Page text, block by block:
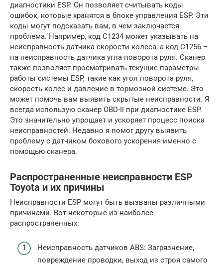
диагностики ESP. Он позволяет считывать коды
ошибок, которые хранятся в блоке управления ESP. Эти
коды могут подсказать вам, в чем заключается
проблема. Например, код C1234 может указывать на
неисправность датчика скорости колеса, а код C1256 –
на неисправность датчика угла поворота руля. Сканер
также позволяет просматривать текущие параметры
работы системы ESP, такие как угол поворота руля,
скорость колес и давление в тормозной системе. Это
может помочь вам выявить скрытые неисправности. Я
всегда использую сканер OBD-II при диагностике ESP.
Это значительно упрощает и ускоряет процесс поиска
неисправностей. Недавно я помог другу выявить
проблему с датчиком бокового ускорения именно с
помощью сканера.
Распространенные неисправности ESP
Toyota и их причины
Неисправности ESP могут быть вызваны различными
причинами. Вот некоторые из наиболее
распространенных:
Неисправность датчиков ABS: Загрязнение,
повреждение проводки, выход из строя самого